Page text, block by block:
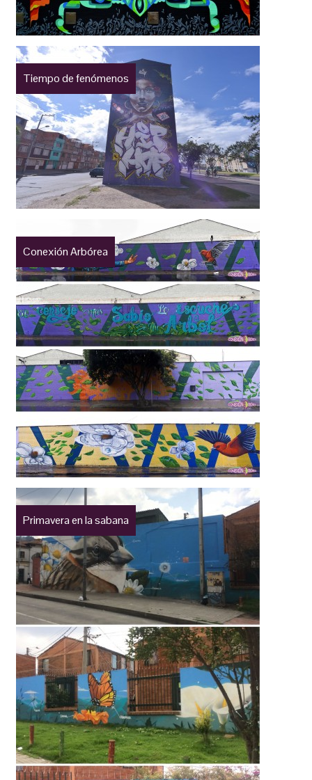
Tiempo de fenómenos
Conexión Arbórea
Primavera en la sabana